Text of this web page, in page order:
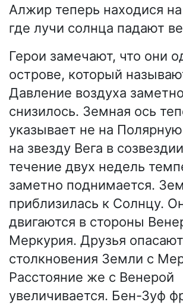
Алжир теперь находися на
где лучи солнца падают
Герои замечают, что они
острове, который
Давление воздуха заметно
снизилось. Земная ось
указывает не на Полярную
на звезду Вега в
течение двух недель
заметно поднимается.
приблизилась к Солнцу.
двигаются в стороны
Меркурия. Друзья
столкновения Земли с
Расстояние же с Венерой
увеличивается. Бен-Зуф